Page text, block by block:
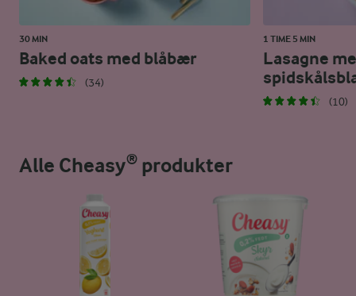
30 MIN
Baked oats med blåbær
(34)
1 TIME 5 MIN
Lasagne
(10)
Alle Cheasy® produkter